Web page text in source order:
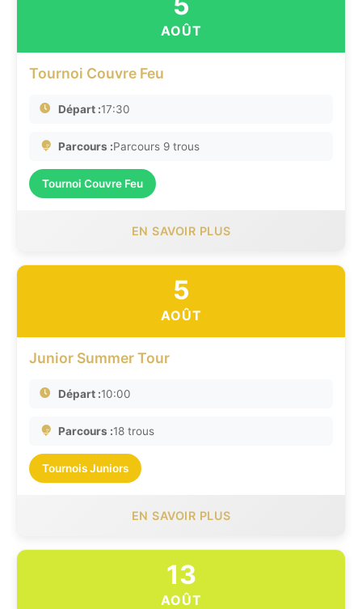
AOÛT
Tournoi Couvre Feu
Départ :17:30
Parcours :Parcours 9 trous
Tournoi Couvre Feu
EN SAVOIR PLUS
5
AOÛT
Junior Summer Tour
Départ :10:00
Parcours :18 trous
Tournois Juniors
EN SAVOIR PLUS
13
AOÛT